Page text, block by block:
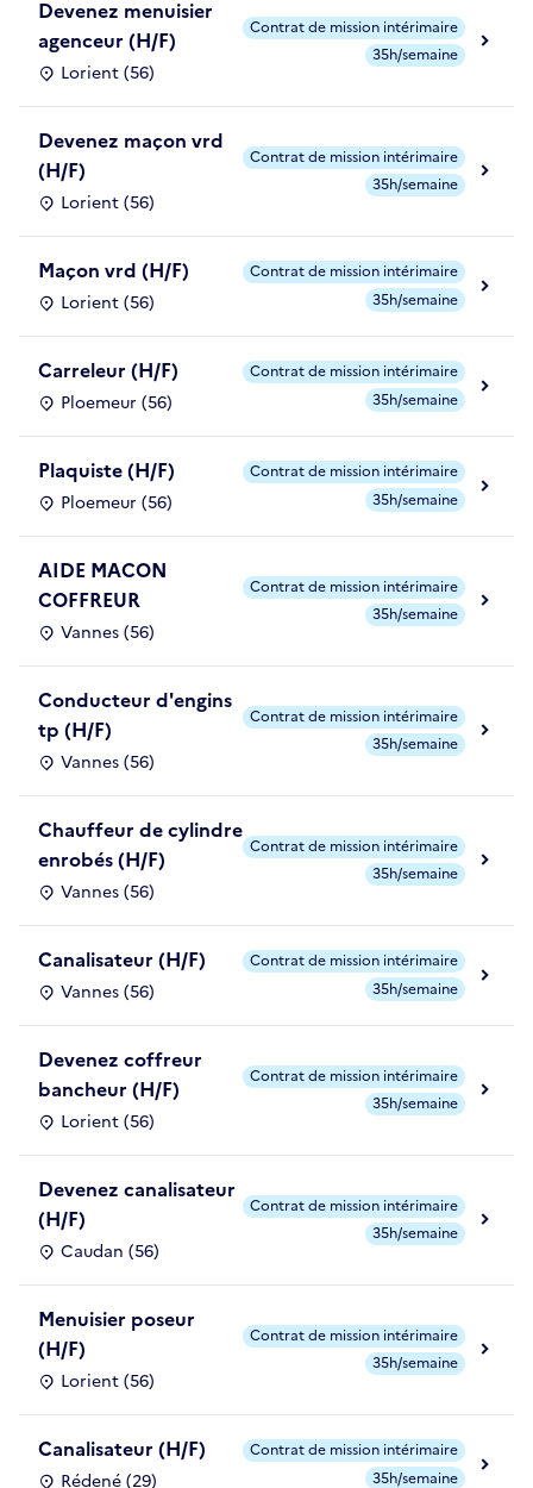
Devenez menuisier
agenceur (H/F)
Lorient (56)
Contrat de mission intérimaire
35h/semaine
Devenez maçon vrd
(H/F)
Lorient (56)
Contrat de mission intérimaire
35h/semaine
Maçon vrd (H/F)
Lorient (56)
Contrat de mission intérimaire
35h/semaine
Carreleur (H/F)
Ploemeur (56)
Contrat de mission intérimaire
35h/semaine
Plaquiste (H/F)
Ploemeur (56)
Contrat de mission intérimaire
35h/semaine
AIDE MACON
COFFREUR
Vannes (56)
Contrat de mission intérimaire
35h/semaine
Conducteur d'engins
tp (H/F)
Vannes (56)
Contrat de mission intérimaire
35h/semaine
Chauffeur de cylindre
enrobés (H/F)
Vannes (56)
Contrat de mission intérimaire
35h/semaine
Canalisateur (H/F)
Vannes (56)
Contrat de mission intérimaire
35h/semaine
Devenez coffreur
bancheur (H/F)
Lorient (56)
Contrat de mission intérimaire
35h/semaine
Devenez canalisateur
(H/F)
Caudan (56)
Contrat de mission intérimaire
35h/semaine
Menuisier poseur
(H/F)
Lorient (56)
Contrat de mission intérimaire
35h/semaine
Canalisateur (H/F)
Rédené (29)
Contrat de mission intérimaire
35h/semaine